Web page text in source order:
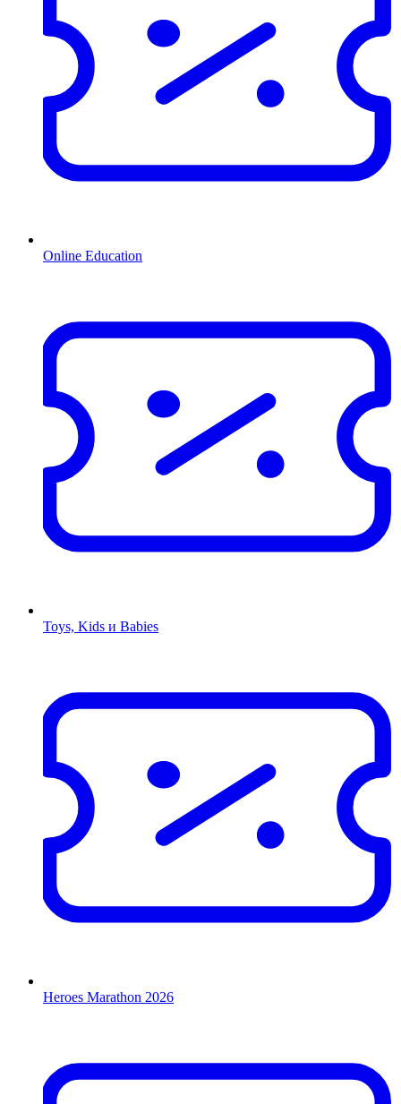
Online Education
Toys, Kids и Babies
Heroes Marathon 2026